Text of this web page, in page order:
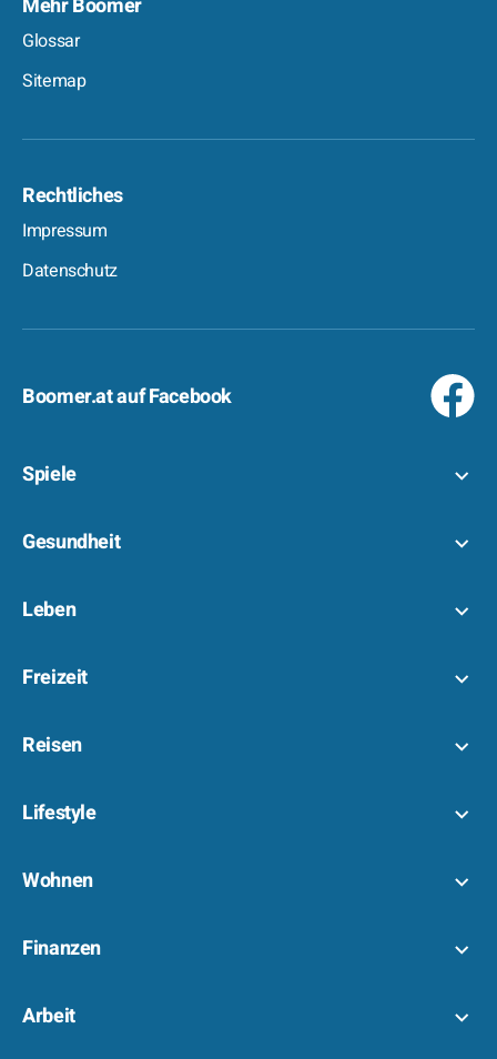
Mehr Boomer
Glossar
Sitemap
Rechtliches
Impressum
Datenschutz
Boomer.at auf Facebook
Spiele
Gesundheit
Leben
Freizeit
Reisen
Lifestyle
Wohnen
Finanzen
Arbeit